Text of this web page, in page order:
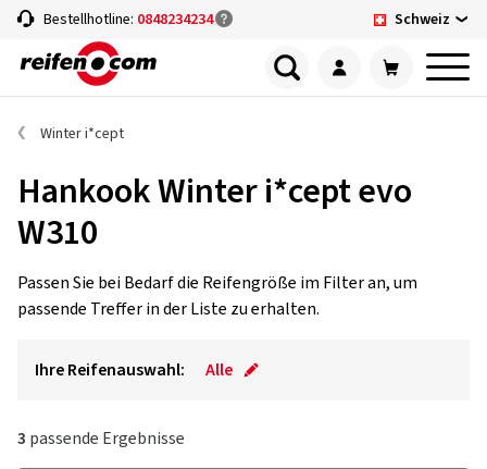
Bestellhotline: 0848234234 Schweiz
Winter i*cept
Hankook Winter i*cept evo
W310
Passen Sie bei Bedarf die Reifengröße im Filter an, um
passende Treffer in der Liste zu erhalten.
Ihre Reifenauswahl: Alle
3 passende Ergebnisse